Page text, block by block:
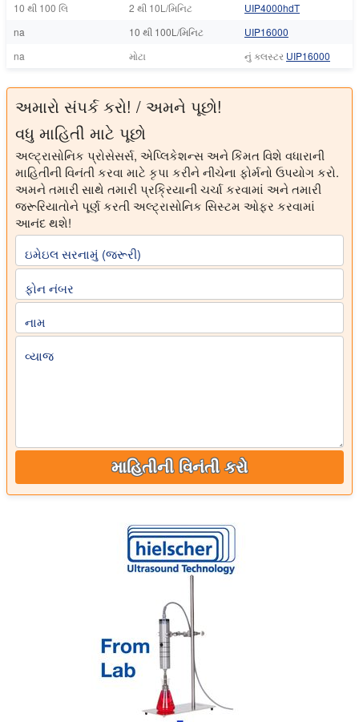
10 થી 100 લિ 2 થી 10L/મિનિટ
UIP4000hdT
na
10 થી 100L/મિનિટ
UIP16000
na
મોટા નું ક્લસ્ટર UIP16000
અમારો સંપર્ક કરો! / અમને પૂછો!
વધુ માહિતી માટે પૂછો
અલ્ટ્રાસોનિક પ્રોસેસર્સ, એપ્લિકેશન્સ અને કિંમત વિશે વધારાની
માહિતીની વિનંતી કરવા માટે કૃપા કરીને નીચેના ફોર્મનો ઉપયોગ કરો.
અમને તમારી સાથે તમારી પ્રક્રિયાની ચર્ચા કરવામાં અને તમારી
જરૂરિયાતોને પૂર્ણ કરતી અલ્ટ્રાસોનિક સિસ્ટમ ઓફર કરવામાં
આનંદ થશે!
ઇમેઇલ સરનામું (જરૂરી)
ફોન નંબર
નામ
વ્યાજ
માહિતીની વિનંતી કરો